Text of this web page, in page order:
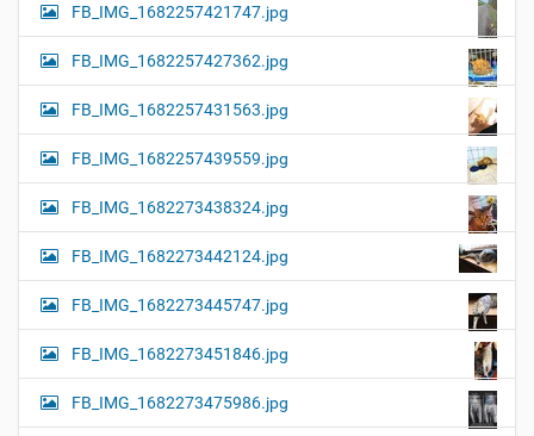
FB_IMG_1682257421747.jpg
FB_IMG_1682257427362.jpg
FB_IMG_1682257431563.jpg
FB_IMG_1682257439559.jpg
FB_IMG_1682273438324.jpg
FB_IMG_1682273442124.jpg
FB_IMG_1682273445747.jpg
FB_IMG_1682273451846.jpg
FB_IMG_1682273475986.jpg